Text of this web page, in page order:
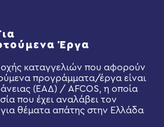
Έργα
καταγγελιών που αφορούν
προγράμματα/έργα είναι
(ΕΑΔ) / AFCOS, η οποία
που έχει αναλάβει τον
θέματα απάτης στην Ελλάδα